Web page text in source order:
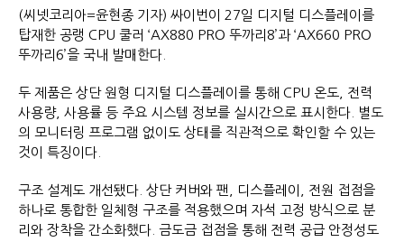
(씨넷코리아=윤현종 기자) 싸이번이 27일 디지털 디스플레이를
탑재한 공랭 CPU 쿨러 ‘AX880 PRO 뚜까리8’과 ‘AX660 PRO
뚜까리6’을 국내 발매한다.
두 제품은 상단 원형 디지털 디스플레이를 통해 CPU 온도, 전력
사용량, 사용률 등 주요 시스템 정보를 실시간으로 표시한다. 별도
의 모니터링 프로그램 없이도 상태를 직관적으로 확인할 수 있는
것이 특징이다.
구조 설계도 개선됐다. 상단 커버와 팬, 디스플레이, 전원 접점을
하나로 통합한 일체형 구조를 적용했으며 자석 고정 방식으로 분
리와 장착을 간소화했다. 금도금 접점을 통해 전력 공급 안정성도